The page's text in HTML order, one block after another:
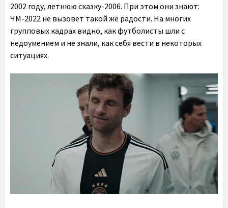
2002 году, летнюю сказку-2006. При этом они знают:
ЧМ-2022 не вызовет такой же радости. На многих
групповых кадрах видно, как футболисты шли с
недоумением и не знали, как себя вести в некоторых
ситуациях.